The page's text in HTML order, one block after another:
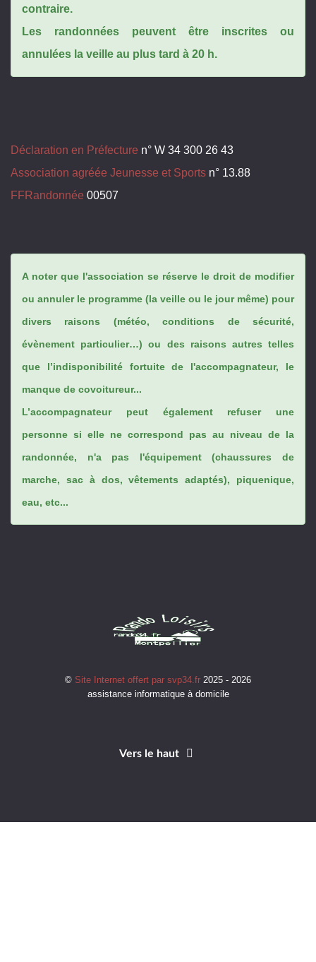
contraire.
Les randonnées peuvent être inscrites ou
annulées la veille au plus tard à 20 h.
Déclaration en Préfecture n° W 34 300 26 43
Association agréée Jeunesse et Sports n° 13.88
FFRandonnée 00507
A noter que l'association se réserve le droit de modifier
ou annuler le programme (la veille ou le jour même) pour
divers raisons (météo, conditions de sécurité,
évènement particulier…) ou des raisons autres telles
que l’indisponibilité fortuite de l'accompagnateur, le
manque de covoitureur...
L’accompagnateur peut également refuser une
personne si elle ne correspond pas au niveau de la
randonnée, n'a pas l'équipement (chaussures de
marche, sac à dos, vêtements adaptés), piquenique,
eau, etc...
© Site Internet offert par svp34.fr 2025 - 2026
assistance informatique à domicile
Vers le haut